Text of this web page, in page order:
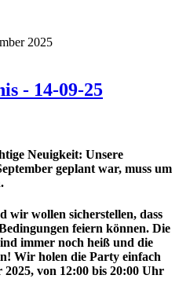
2025
- 14-09-25
Neuigkeit: Unsere
geplant war, muss um
wir wollen sicherstellen, dass
feiern können. Die
immer noch heiß und die
Wir holen die Party einfach
2025, von 12:00 bis 20:00 Uhr